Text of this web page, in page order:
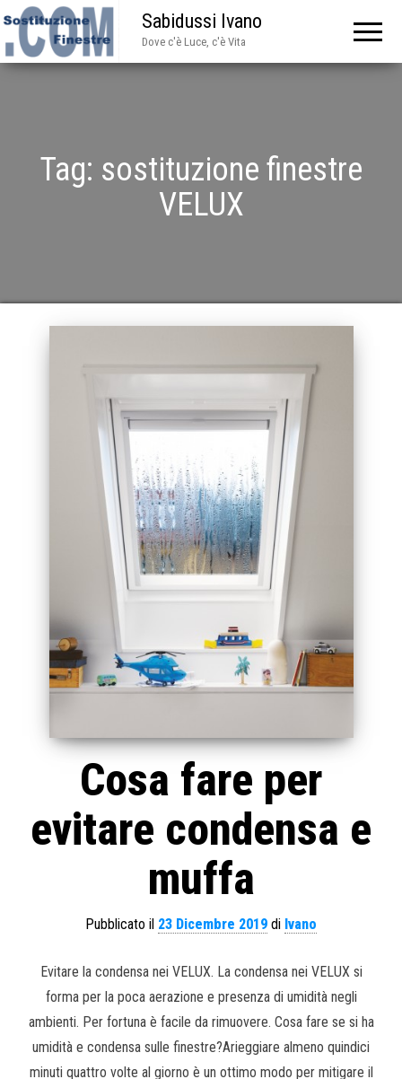
Sabidussi Ivano
Dove c'è Luce, c'è Vita
Tag: sostituzione finestre
VELUX
Cosa fare per
evitare condensa e
muffa
Pubblicato il 23 Dicembre 2019 di Ivano
Evitare la condensa nei VELUX. La condensa nei VELUX si
forma per la poca aerazione e presenza di umidità negli
ambienti. Per fortuna è facile da rimuovere. Cosa fare se si ha
umidità e condensa sulle finestre?Arieggiare almeno quindici
minuti quattro volte al giorno è un ottimo modo per mitigare il